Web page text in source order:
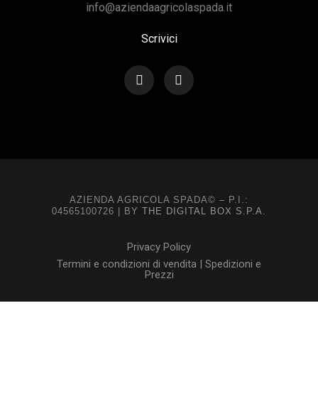
info@aziendaagricolaspada.it
Scrivici
AZIENDA AGRICOLA SPADA© – P.I.:
04565100726 | BY THE DIGITAL BOX S.P.A.
Privacy Policy
Termini e condizioni di vendita | Spedizioni e
Prezzi